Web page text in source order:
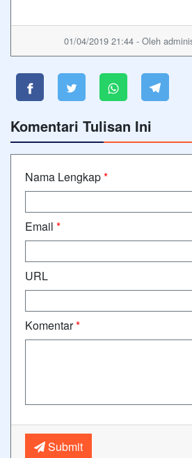
01/04/2019 21:44 - Oleh
Komentari Tulisan Ini
Nama Lengkap*
Email *
URL
Komentar*
Submit